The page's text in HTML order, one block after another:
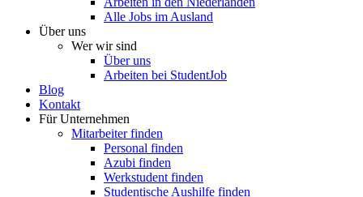
Alle Jobs im Ausland
Über uns
Wer wir sind
Über uns
Arbeiten bei StudentJob
Blog
Kontakt
Für Unternehmen
Mitarbeiter finden
Personal finden
Azubi finden
Werkstudent finden
Studentische Aushilfe finden